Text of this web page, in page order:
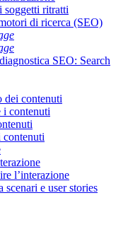
soggetti ritratti
di ricerca (SEO)
SEO: Search
dei contenuti
i contenuti
contenuti
l’interazione
e user stories